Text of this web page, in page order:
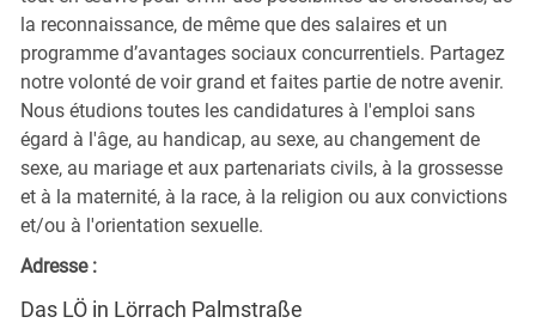
la reconnaissance, de même que des salaires et un
programme d’avantages sociaux concurrentiels. Partagez
notre volonté de voir grand et faites partie de notre avenir.
Nous étudions toutes les candidatures à l'emploi sans
égard à l'âge, au handicap, au sexe, au changement de
sexe, au mariage et aux partenariats civils, à la grossesse
et à la maternité, à la race, à la religion ou aux convictions
et/ou à l'orientation sexuelle.
Adresse :
Das LÖ in Lörrach Palmstraße